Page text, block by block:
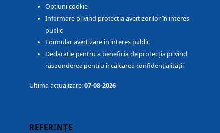
Optiuni cookie
Informare privind protectia avertizorilor în interes
public
Formular avertizare în interes public
Declarație pentru a beneficia de protecția privind
răspunderea pentru încălcarea confidențialității
Ultima actualizare:07-08-2026
REFERINȚE